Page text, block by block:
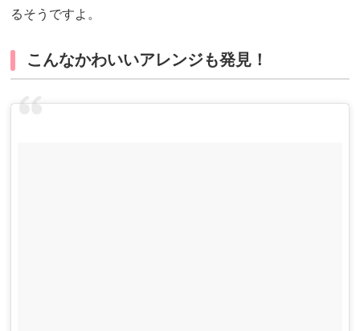
るそうですよ。
こんなかわいいアレンジも発見！